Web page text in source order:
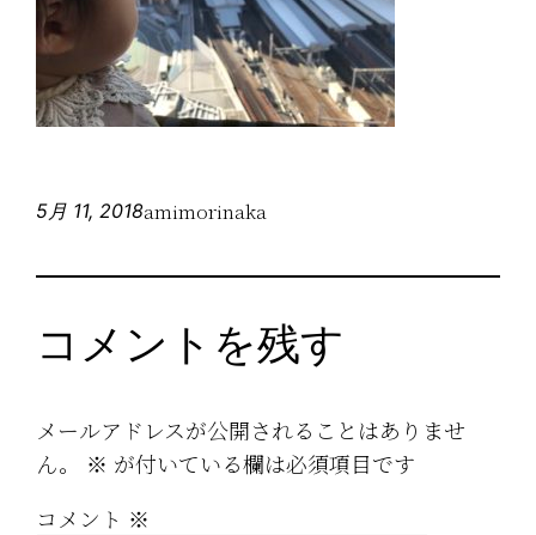
5月 11, 2018amimorinaka
コメントを残す
メールアドレスが公開されることはありませ
ん。
※ が付いている欄は必須項目です
コメント ※